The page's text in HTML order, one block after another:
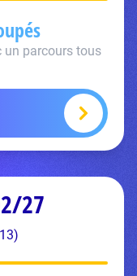
un parcours tous
27